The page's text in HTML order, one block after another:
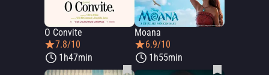
O Convite
7.8/10
1h47min
Moana
6.9/10
1h55min